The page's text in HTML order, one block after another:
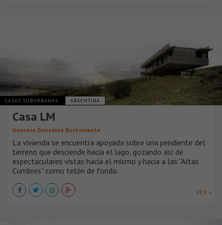
CASAS SUBURBANAS ARGENTINA
Casa LM
Gustavo Gonzalez Bustamante
La vivienda se encuentra apoyada sobre una pendiente del
terreno que desciende hacia el lago, gozando así de
espectaculares vistas hacia el mismo y hacia a las “Altas
Cumbres” como telón de fondo.
VER +